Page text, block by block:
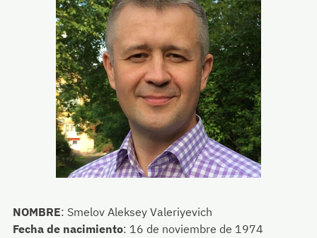
NOMBRE: Smelov Aleksey Valeriyevich
Fecha de nacimiento: 16 de noviembre de 1974